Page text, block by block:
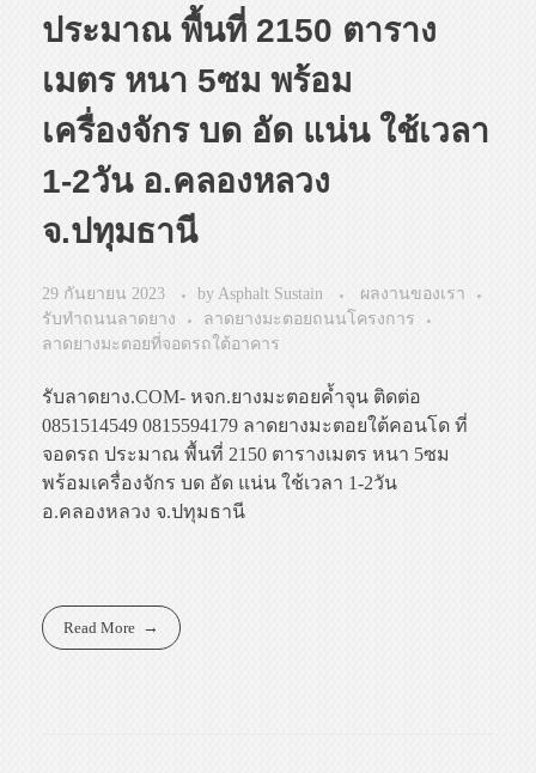
ประมาณ พื้นที่ 2150 ตาราง
เมตร หนา 5ซม พร้อม
เครื่องจักร บด อัด แน่น ใช้เวลา
1-2วัน อ.คลองหลวง
จ.ปทุมธานี
29 กันยายน 2023 byAsphalt Sustain
ผลงานของเรา
รับทำถนนลาดยาง
ลาดยางมะตอยถนนโครงการ
ลาดยางมะตอยที่จอดรถใต้อาคาร
รับลาดยาง.COM- หจก.ยางมะตอยค้ำจุน ติดต่อ
0851514549 0815594179 ลาดยางมะตอยใต้คอนโด ที่
จอดรถ ประมาณ พื้นที่ 2150 ตารางเมตร หนา 5ซม
พร้อมเครื่องจักร บด อัด แน่น ใช้เวลา 1-2วัน
อ.คลองหลวง จ.ปทุมธานี
Read More